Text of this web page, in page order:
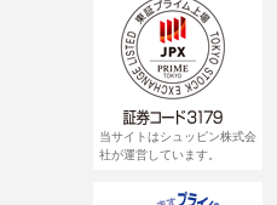
当サイトはシュッピン株式会
社が運営しています。